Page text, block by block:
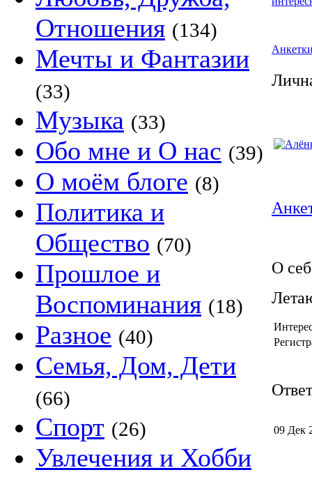
Отношения (134)
Мечты и Фантазии
(33)
Музыка (33)
Обо мне и О нас (39)
О моём блоге (8)
Политика и
Общество (70)
Прошлое и
Воспоминания (18)
Разное (40)
Семья, Дом, Дети
(66)
Спорт (26)
Увлечения и Хобби
О
09 Дек